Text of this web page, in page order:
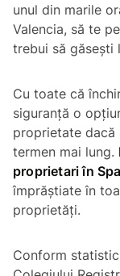
unul din marile
Valencia, să te
trebui să găsești
Cu toate că
siguranță o
proprietate dacă
termen mai lung.
proprietari în
împrăștiate în
proprietăți.
Conform